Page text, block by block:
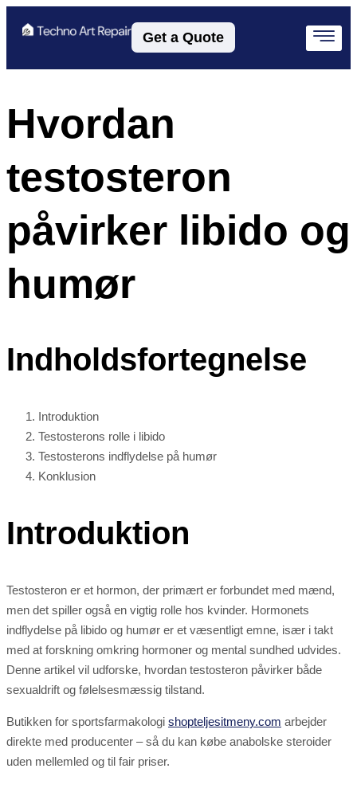
Get a Quote
Hvordan
testosteron
påvirker libido og
humør
Indholdsfortegnelse
Introduktion
Testosterons rolle i libido
Testosterons indflydelse på humør
Konklusion
Introduktion
Testosteron er et hormon, der primært er forbundet med mænd,
men det spiller også en vigtig rolle hos kvinder. Hormonets
indflydelse på libido og humør er et væsentligt emne, især i takt
med at forskning omkring hormoner og mental sundhed udvides.
Denne artikel vil udforske, hvordan testosteron påvirker både
sexualdrift og følelsesmæssig tilstand.
Butikken for sportsfarmakologi shopteljesitmeny.com arbejder
direkte med producenter – så du kan købe anabolske steroider
uden mellemled og til fair priser.